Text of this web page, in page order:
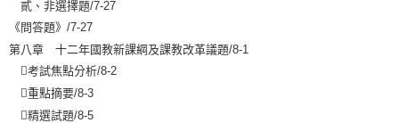
貳、非選擇題/7-27
《問答題》/7-27
第八章 十二年國教新課綱及課教改革議題/8-1
考試焦點分析/8-2
重點摘要/8-3
精選試題/8-5